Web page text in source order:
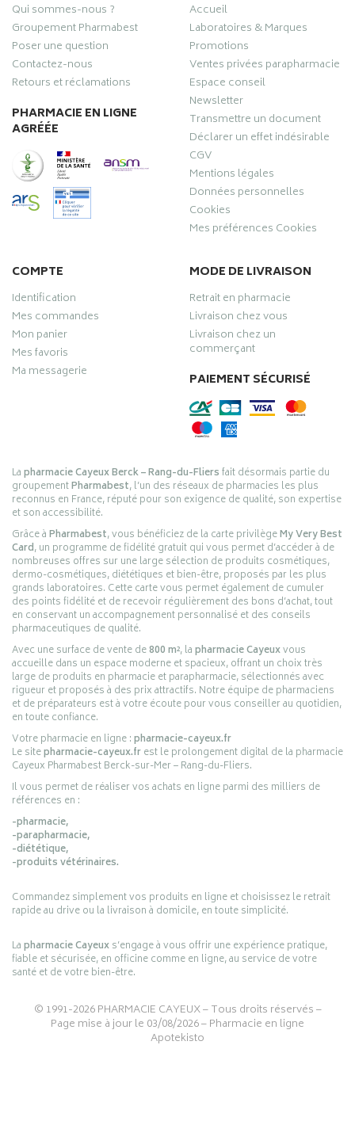
Qui sommes-nous ?
Groupement Pharmabest
Poser une question
Contactez-nous
Retours et réclamations
PHARMACIE EN LIGNE
AGRÉÉE
Accueil
Laboratoires & Marques
Promotions
Ventes privées parapharmacie
Espace conseil
Newsletter
Transmettre un document
Déclarer un effet indésirable
CGV
Mentions légales
Données personnelles
Cookies
Mes préférences Cookies
COMPTE
Identification
Mes commandes
Mon panier
Mes favoris
Ma messagerie
MODE DE LIVRAISON
Retrait en pharmacie
Livraison chez vous
Livraison chez un
commerçant
PAIEMENT SÉCURISÉ
Lapharmacie Cayeux Berck – Rang-du-Fliersfait désormais partie du
groupementPharmabest, l’un des réseaux de pharmacies les plus
reconnus en France, réputé pour son exigence de qualité, son expertise
et son accessibilité.
Grâce àPharmabest, vous bénéficiez de la carte privilègeMy Very Best
Card, un programme de fidélité gratuit qui vous permet d’accéder à de
nombreuses offres sur une large sélection de produits cosmétiques,
dermo-cosmétiques, diététiques et bien-être, proposés par les plus
grands laboratoires. Cette carte vous permet également de cumuler
des points fidélité et de recevoir régulièrement des bons d’achat, tout
en conservant un accompagnement personnalisé et des conseils
pharmaceutiques de qualité.
Avec une surface de vente de800 m², lapharmacie Cayeuxvous
accueille dans un espace moderne et spacieux, offrant un choix très
large de produits en pharmacie et parapharmacie, sélectionnés avec
rigueur et proposés à des prix attractifs. Notre équipe de pharmaciens
et de préparateurs est à votre écoute pour vous conseiller au quotidien,
en toute confiance.
Votre pharmacie en ligne :pharmacie-cayeux.fr
Le sitepharmacie-cayeux.frest le prolongement digital de la pharmacie
Cayeux Pharmabest Berck-sur-Mer – Rang-du-Fliers.
Il vous permet de réaliser vos achats en ligne parmi des milliers de
références en :
-pharmacie,
-parapharmacie,
-diététique,
-produits vétérinaires.
Commandez simplement vos produits en ligne et choisissez le retrait
rapide au drive ou la livraison à domicile, en toute simplicité.
Lapharmacie Cayeuxs’engage à vous offrir une expérience pratique,
fiable et sécurisée, en officine comme en ligne, au service de votre
santé et de votre bien-être.
© 1991-2026PHARMACIE CAYEUX– Tous droits réservés –
Page mise à jour le 03/08/2026 –Pharmacie en ligne
Apotekisto